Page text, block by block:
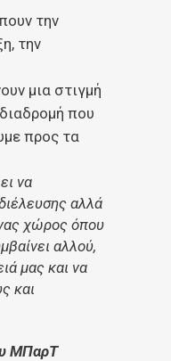
την
την
μια στιγμή
που
προς τα
να
αλλά
χώρος όπου
αλλού,
μας και να
και
ΜΠαρΤ